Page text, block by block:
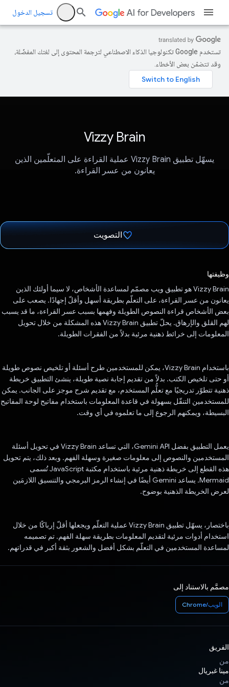
تسجيل الدخول
تستخدم Google تكنولوجيا الذكاء الاصطناعي لترجمة المحتوى إلى لغتك المفضّلة،
وقد تتضمّن بعض الأخطاء.
Vizzy Brain
يسهّل تطبيق Vizzy Brain عملية القراءة على المتعلّمين الذين
يعانون من عسر القراءة.
التصويت
وظيفتها
Vizzy Brain هو تطبيق ويب مصمّم لمساعدة الأشخاص، لا سيما أولئك الذين
يعانون من عسر القراءة، على التعلّم بطريقة أسهل وأقلّ إجهادًا. يصعب على
بعض الأشخاص قراءة النصوص الطويلة وفهمها بسبب عسر القراءة، ما قد يسبب
لهم القلق والإرهاق. يحلّ تطبيق Vizzy Brain هذه المشكلة من خلال تحويل
المعلومات إلى خرائط ذهنية مرئية بدلاً من الفقرات الطويلة.
باستخدام Vizzy Brain، يمكن للمستخدمين طرح أسئلة أو تلخيص نصوص طويلة
أو حتى تلخيص الكتب. بدلاً من تقديم إجابة نصية طويلة، ينشئ التطبيق خريطة
ذهنية تتطوّر تدريجيًا مع تعلُّم المستخدم، مع تقديم شرح موجز على الجانب. يمكن
للمستخدمين التنقّل بسهولة في قاعدة المعلومات باستخدام مفاتيح لوحة المفاتيح
البسيطة، ويمكنهم الرجوع إلى ما تعلموه في أي وقت.
يعمل التطبيق بفضل Gemini API، التي تساعد Vizzy Brain في تحويل أسئلة
المستخدمين والنصوص إلى معلومات صغيرة وسهلة الفهم. وبعد ذلك، يتم تحويل
هذه القطع إلى خريطة ذهنية مرئية باستخدام مكتبة JavaScript تُسمى
Mermaid. يساعد Gemini أيضًا في إنشاء الرمز البرمجي والتنسيق اللازمَين
لعرض الخريطة الذهنية بوضوح.
باختصار، يسهّل تطبيق Vizzy Brain عملية التعلّم ويجعلها أقلّ إرباكًا من خلال
استخدام أدوات مرئية لتقديم المعلومات بطريقة سهلة الفهم. تم تصميمه
لمساعدة المستخدمين في التعلّم بشكل أفضل والشعور بثقة أكبر في قدراتهم.
مصمَّم بالاستناد إلى
الويب/Chrome
الفريق
من
مينا غبريال
من